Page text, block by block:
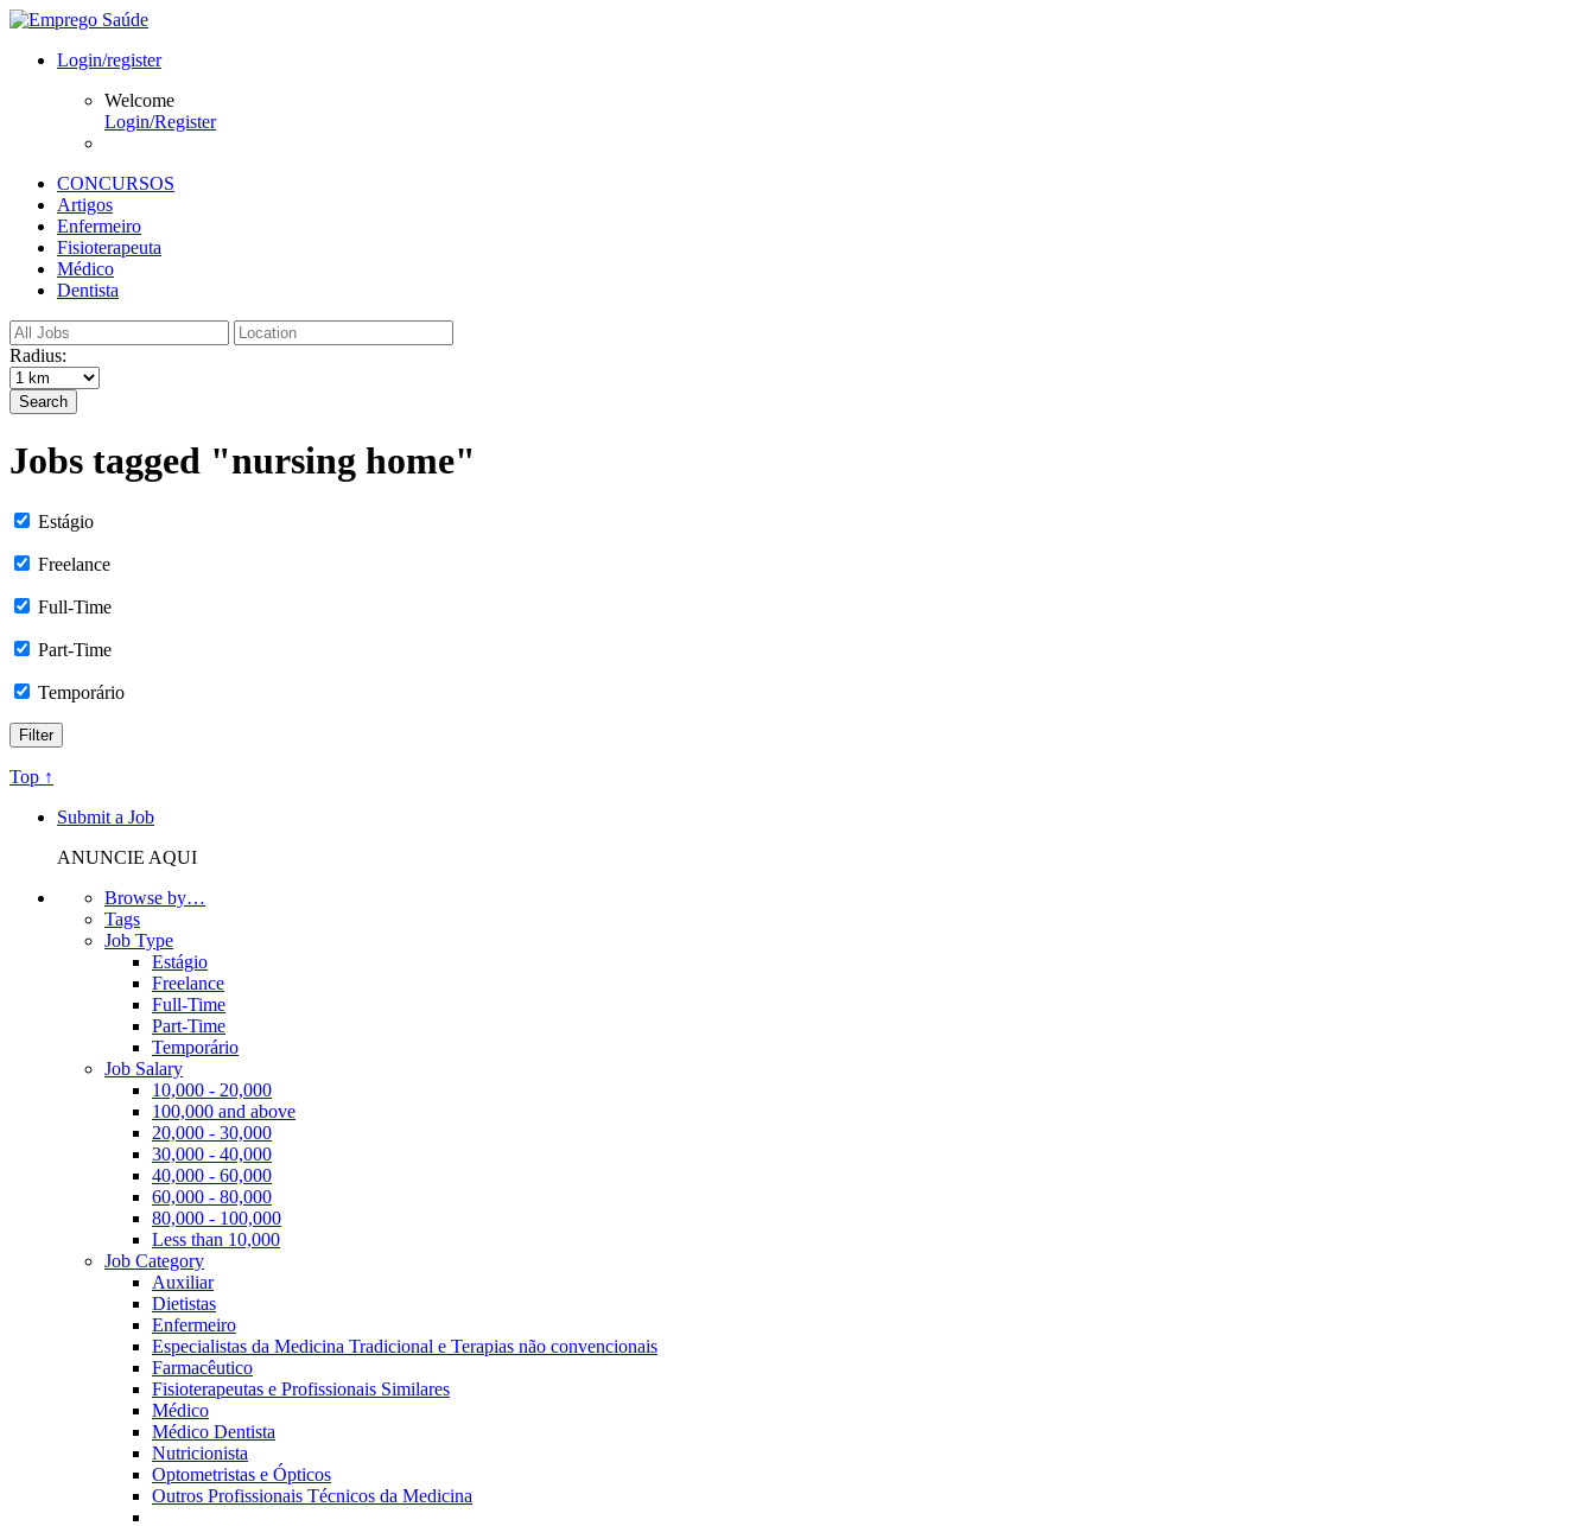
Login/register
Welcome
Login/Register
CONCURSOS
Artigos
Enfermeiro
Fisioterapeuta
Médico
Dentista
Radius:
Search
Jobs tagged "nursing home"
Estágio
Freelance
Full-Time
Part-Time
Temporário
Top ↑
Submit a Job
ANUNCIE AQUI
Browse by…
Tags
Job Type
Estágio
Freelance
Full-Time
Part-Time
Temporário
Job Salary
10,000 - 20,000
100,000 and above
20,000 - 30,000
30,000 - 40,000
40,000 - 60,000
60,000 - 80,000
80,000 - 100,000
Less than 10,000
Job Category
Auxiliar
Dietistas
Enfermeiro
Especialistas da Medicina Tradicional e Terapias não convencionais
Farmacêutico
Fisioterapeutas e Profissionais Similares
Médico
Médico Dentista
Nutricionista
Optometristas e Ópticos
Outros Profissionais Técnicos da Medicina